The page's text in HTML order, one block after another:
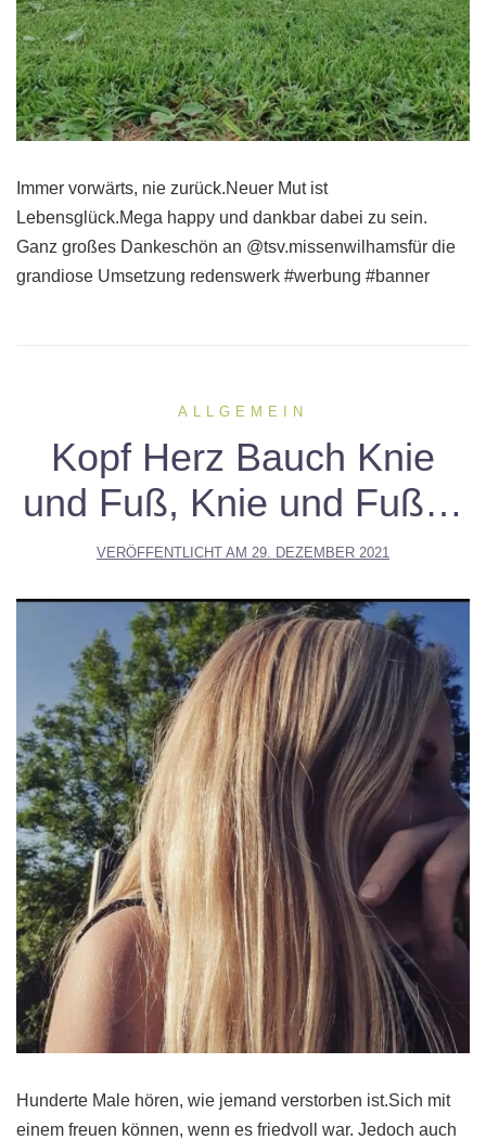
Immer vorwärts, nie zurück.Neuer Mut ist
Lebensglück.Mega happy und dankbar dabei zu sein.
Ganz großes Dankeschön an @tsv.missenwilhamsfür die
grandiose Umsetzung redenswerk #werbung #banner
ALLGEMEIN
Kopf Herz Bauch Knie
und Fuß, Knie und Fuß…
VERÖFFENTLICHT AM 29. DEZEMBER 2021
Hunderte Male hören, wie jemand verstorben ist.Sich mit
einem freuen können, wenn es friedvoll war. Jedoch auch